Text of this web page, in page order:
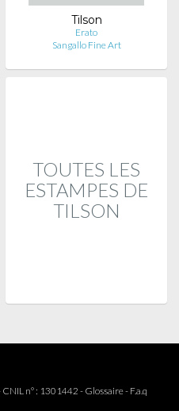
Tilson
Erato
Sangallo Fine Art
TOUTES LES
ESTAMPES DE
TILSON
n° : 1301442 - Glossaire- F.a.q